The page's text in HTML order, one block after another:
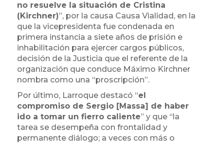
no resuelve la situación de Cristina
(Kirchner)”, por la causa Causa Vialidad, en la
que la vicepresidenta fue condenada en
primera instancia a siete años de prisión e
inhabilitación para ejercer cargos públicos,
decisión de la Justicia que el referente de la
organización que conduce Máximo Kirchner
nombra como una “proscripción”.
Por último, Larroque destacó “el
compromiso de Sergio [Massa] de haber
ido a tomar un fierro caliente” y que “la
tarea se desempeña con frontalidad y
permanente diálogo; a veces con más o